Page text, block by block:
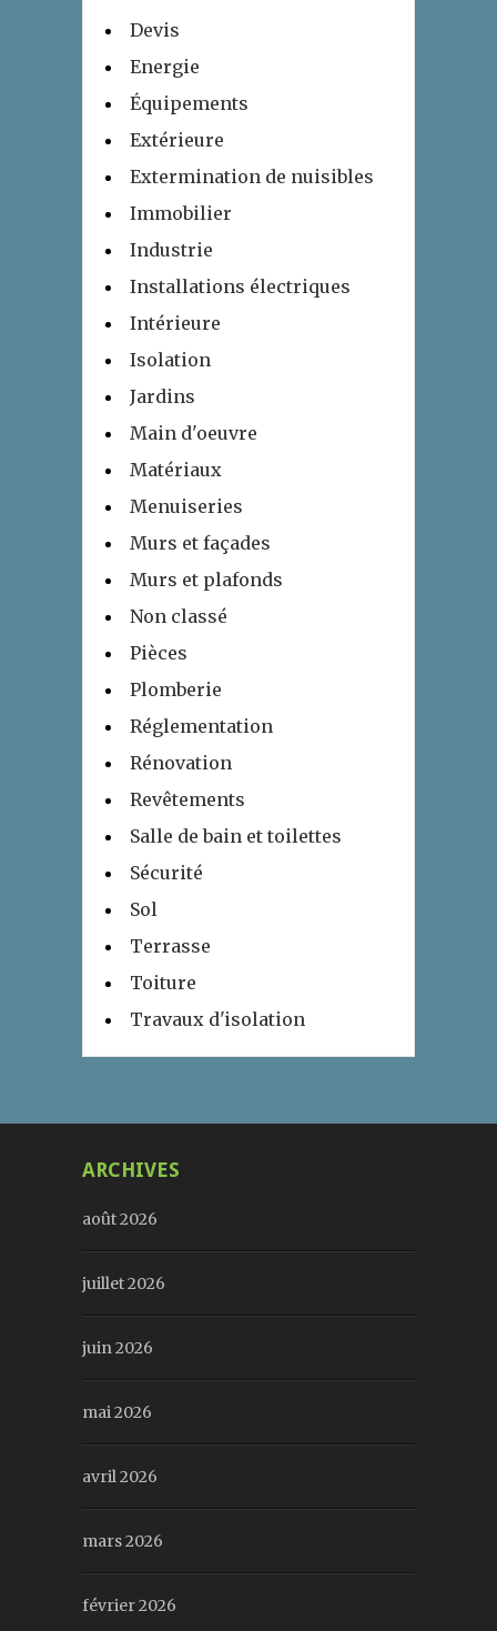
Devis
Energie
Équipements
Extérieure
Extermination de nuisibles
Immobilier
Industrie
Installations électriques
Intérieure
Isolation
Jardins
Main d'oeuvre
Matériaux
Menuiseries
Murs et façades
Murs et plafonds
Non classé
Pièces
Plomberie
Réglementation
Rénovation
Revêtements
Salle de bain et toilettes
Sécurité
Sol
Terrasse
Toiture
Travaux d'isolation
ARCHIVES
août 2026
juillet 2026
juin 2026
mai 2026
avril 2026
mars 2026
février 2026